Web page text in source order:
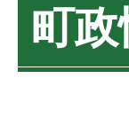
町政